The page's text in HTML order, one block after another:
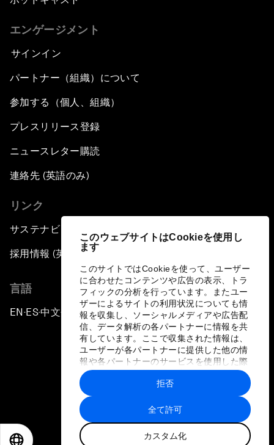
このウェブサイトはCookieを使用し
ます
このサイトではCookieを使って、ユーザー
に合わせたコンテンツや広告の表示、トラ
フィックの分析を行っています。またユー
ザーによるサイトの利用状況についても情
報を収集し、ソーシャルメディアや広告配
信、データ解析の各パートナーに情報を共
有しています。ここで収集された情報は、
ユーザーが各パートナーに提供した他の情
報や各パートナーのサービスを使用した際
に収集された情報と組み合わされ、各パー
トナーによって使用されることがありま
す。
全て許可
カスタム化
拒否
エンゲージメント
サインイン
パートナー（組織）について
参加する（個人、組織）
プレスリリース登録
ニュースレター購読
連絡先 (英語のみ)
リンク
サステナビリティへの取り組み
採用情報 (英語のみ)
言語
EN ▪ES▪中文▪ 日本語
プライバシーポリシーと利用規約
サイトマップ
©
世界経済フォーラム